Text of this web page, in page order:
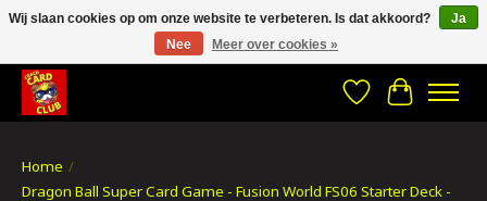
CRACH CARD CLUB , The best place to Geek out!
Verlanglijst
Home /
Dragon Ball Super Card Game - Fusion World FS06 Starter Deck -
Wij slaan cookies op om onze website te verbeteren. Is dat akkoord?
Ja
Nee
Meer over cookies »